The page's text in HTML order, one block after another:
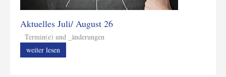
Aktuelles Juli/ August 26
Termin(e) und _änderungen
weiter lesen